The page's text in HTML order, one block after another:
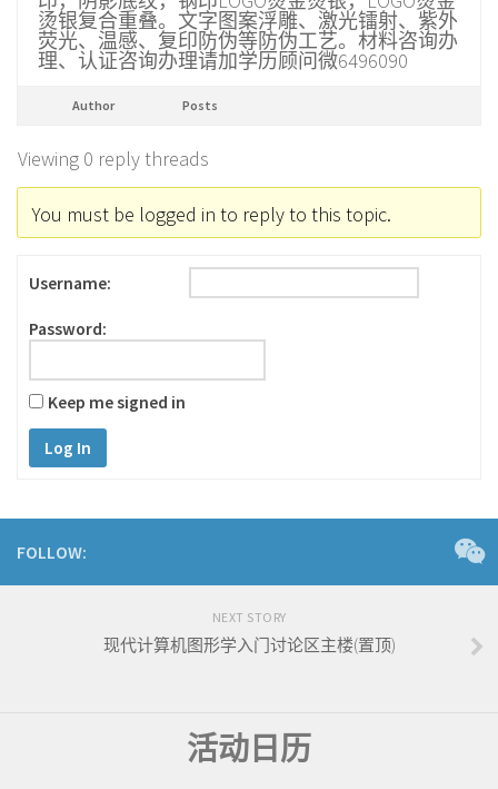
烫银复合重叠。文字图案浮雕、激光镭射、紫外
荧光、温感、复印防伪等防伪工艺。材料咨询办
理、认证咨询办理请加学历顾问微6496090
Author Posts
Viewing 0 reply threads
You must be logged in to reply to this topic.
Username:
Password:
Keep me signed in
Log In
FOLLOW:
NEXT STORY
现代计算机图形学入门讨论区主楼(置顶)
活动日历